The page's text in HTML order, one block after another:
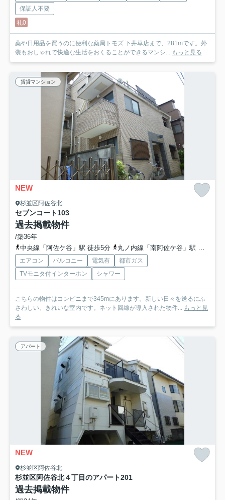
保証人不要
礼0
薬や日用品を買うのに便利な薬局トモズ 下井草店まで、281mです。外
装もおしゃれで快適な生活をおくることができるマンシ... もっと見る
賃貸マンション
NEW
杉並区阿佐谷北
セブンコート103
過去掲載物件
/築36年
中央線「阿佐ケ谷」駅 徒歩5分
丸ノ内線「南阿佐ケ谷」駅 徒歩12分
エアコン バルコニー 電気有
都市ガス
TVモニタ付インターホン
シャワー
こちらの物件はコンビニまで345mにあります。新しい日々を送るにふ
さわしい、きれいな室内です。ネット回線が導入された物件... もっと見
る
アパート
NEW
杉並区阿佐谷北
杉並区阿佐谷北４丁目のアパート201
過去掲載物件